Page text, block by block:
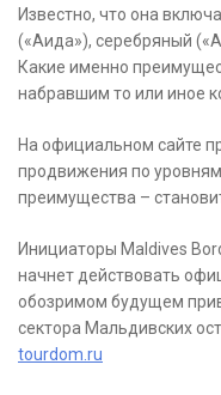
Известно, что она
(«Аида»), серебряный
Какие именно
набравшим то или иное
На официальном сайте
продвижения по
преимущества –
Инициаторы Maldives
начнет действовать
обозримом будущем
сектора Мальдивских
tourdom.ru